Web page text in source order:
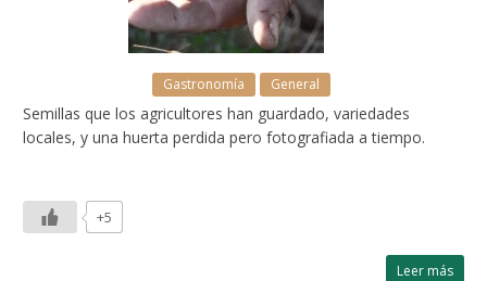
Gastronomía General
Semillas que los agricultores han guardado, variedades
locales, y una huerta perdida pero fotografiada a tiempo.
+5
Leer más